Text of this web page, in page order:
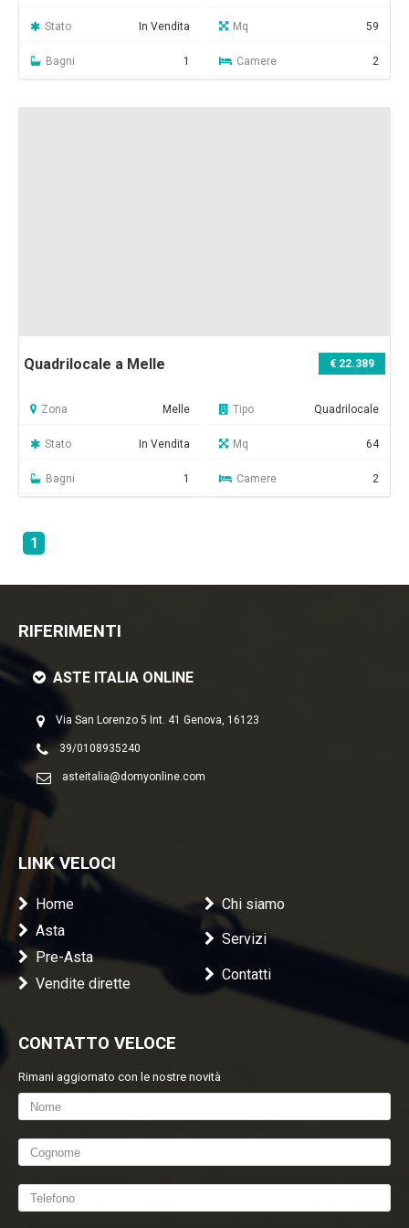
Stato In Vendita Mq 59
Bagni 1 Camere 2
Quadrilocale a Melle € 22.389
Zona Melle Tipo Quadrilocale
Stato In Vendita Mq 64
Bagni 1 Camere 2
1
RIFERIMENTI
ASTE ITALIA ONLINE
Via San Lorenzo 5 Int. 41 Genova, 16123
39/0108935240
asteitalia@domyonline.com
LINK VELOCI
Home
Asta
Pre-Asta
Vendite dirette
Chi siamo
Servizi
Contatti
CONTATTO VELOCE
Rimani aggiornato con le nostre novità